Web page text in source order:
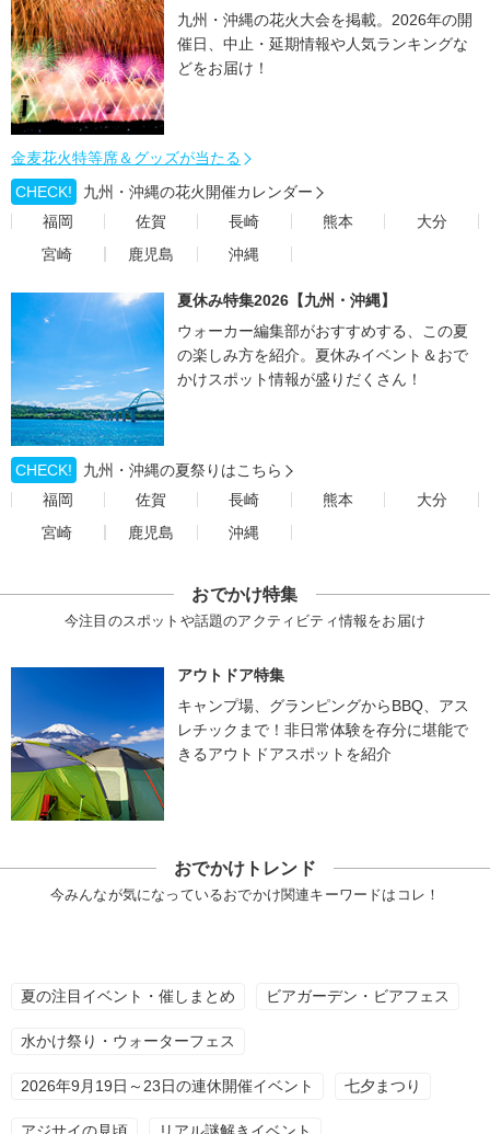
九州・沖縄の花火大会を掲載。2026年の開
催日、中止・延期情報や人気ランキングな
どをお届け！
金麦花火特等席＆グッズが当たる
CHECK!
九州・沖縄の花火開催カレンダー
福岡
佐賀 長崎 熊本
大分
宮崎
鹿児島 沖縄
夏休み特集2026【九州・沖縄】
ウォーカー編集部がおすすめする、この夏
の楽しみ方を紹介。夏休みイベント＆おで
かけスポット情報が盛りだくさん！
CHECK!
九州・沖縄の夏祭りはこちら
福岡
佐賀 長崎 熊本
大分
宮崎
鹿児島 沖縄
おでかけ特集
今注目のスポットや話題のアクティビティ情報をお届け
アウトドア特集
キャンプ場、グランピングからBBQ、アス
レチックまで！非日常体験を存分に堪能で
きるアウトドアスポットを紹介
おでかけトレンド
今みんなが気になっているおでかけ関連キーワードはコレ！
夏の注目イベント・催しまとめ ビアガーデン・ビアフェス
水かけ祭り・ウォーターフェス
2026年9月19日～23日の連休開催イベント 七夕まつり